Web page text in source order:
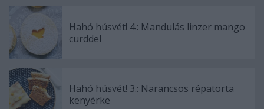
Hahó húsvét! 4.: Mandulás linzer mango
curddel
Hahó húsvét! 3.: Narancsos répatorta
kenyérke